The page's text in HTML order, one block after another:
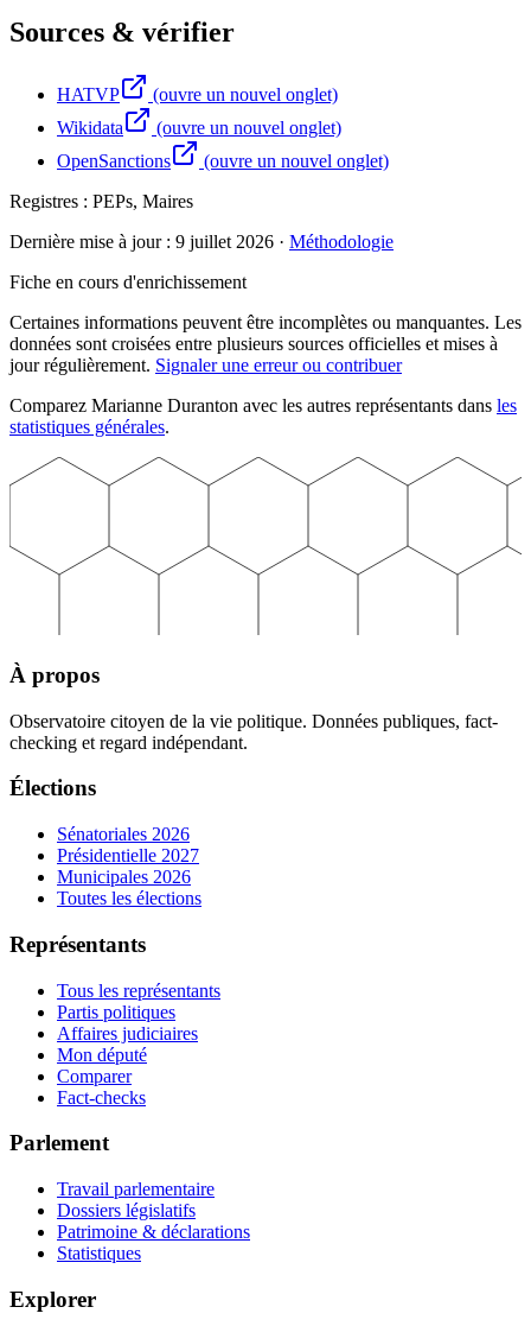
Sources & vérifier
HATVP
(ouvre un nouvel onglet)
Wikidata
(ouvre un nouvel onglet)
OpenSanctions
(ouvre un nouvel onglet)
Registres : PEPs, Maires
Dernière mise à jour : 9 juillet 2026 · Méthodologie
Fiche en cours d'enrichissement
Certaines informations peuvent être incomplètes ou manquantes. Les
données sont croisées entre plusieurs sources officielles et mises à
jour régulièrement. Signaler une erreur ou contribuer
Comparez Marianne Duranton avec les autres représentants dans les
statistiques générales.
À propos
Observatoire citoyen de la vie politique. Données publiques, fact-
checking et regard indépendant.
Élections
Sénatoriales 2026
Présidentielle 2027
Municipales 2026
Toutes les élections
Représentants
Tous les représentants
Partis politiques
Affaires judiciaires
Mon député
Comparer
Fact-checks
Parlement
Travail parlementaire
Dossiers législatifs
Patrimoine & déclarations
Statistiques
Explorer